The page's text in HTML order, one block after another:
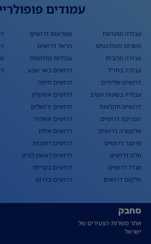
עמודים
עבודה מועדפת
משרות סטודנטים
עבודה מהבית
עבודה בחו"ל
דרושים שליחים
עבודה בשעות הערב
דרושים חקלאות
הפניקס דרושים
אלקטרה דרושים
פרטנר דרושים
וולט דרושים
מגדל דרושים
סלקום דרושים
שטראוס דרושים
הראל דרושים
עבודות מזדמנות
דרושים באר שבע
דרושים חיפה
דרושים אשקלון
דרושים ירושלים
דרושים אשדוד
דרושים אילת
דרושים רחובות
דרושים ראשון לציון
דרושים בקריות
דרושים בדרום
סחבק
אתר משרות הצעירים של
ישראל